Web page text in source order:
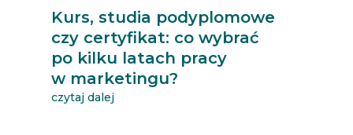
Kurs, studia podyplomowe
czy certyfikat: co wybrać
po kilku latach pracy
w marketingu?
czytaj dalej